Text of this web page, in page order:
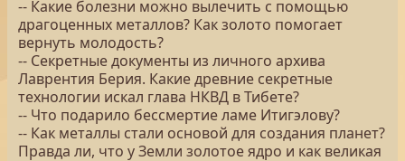
-- Какие болезни можно вылечить с помощью
драгоценных металлов? Как золото помогает
вернуть молодость?
-- Секретные документы из личного архива
Лаврентия Берия. Какие древние секретные
технологии искал глава НКВД в Тибете?
-- Что подарило бессмертие ламе Итигэлову?
-- Как металлы стали основой для создания планет?
Правда ли, что у Земли золотое ядро и как великая